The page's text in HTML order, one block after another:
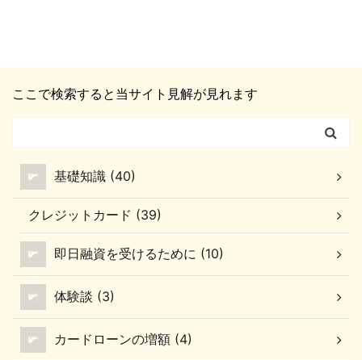
ができない？ ここでのポ
ドのキャッシング機能は
申込むこと ...
しいです。 ちょっとくら
に考えるのは絶対にNG
クスカードですが、どう
できるのか？ 詳しく見て
いきましょう。 アメック
スカード[AMEX]の利用
限度額について ここでの
ポイント 目安であるが
は、最初に設定される限
度額は「年収の5%」 ア
メックスカードの利用限
度額は、他社とは異なっ
ています。 他のクレカで
ここで検索すると当サイト見解が見れます
基礎知識 (40)
クレジットカード (39)
即日融資を受けるために (10)
体験談 (3)
カードローンの増額 (4)